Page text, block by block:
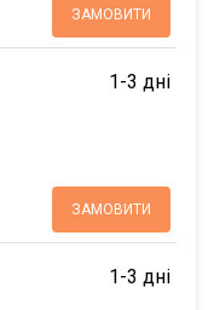
ЗАМОВИТИ
1-3 дні
ЗАМОВИТИ
1-3 дні